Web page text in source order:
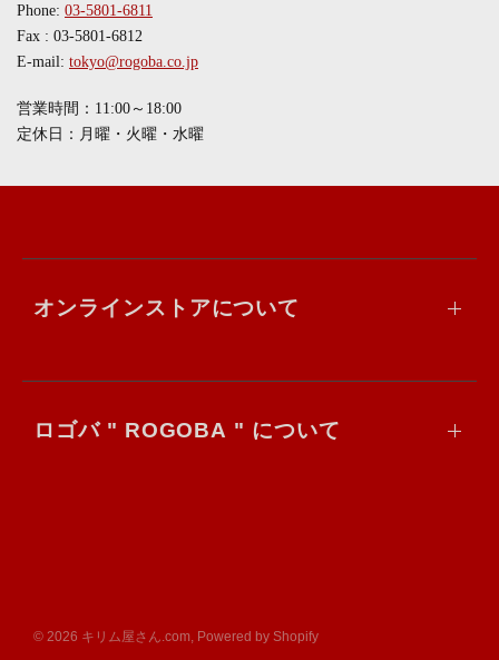
Phone:03-5801-6811
Fax : 03-5801-6812
E-mail:tokyo@rogoba.co.jp
営業時間：11:00～18:00
定休日：月曜・火曜・水曜
オンラインストアについて
ロゴバ " ROGOBA " について
© 2026 キリム屋さん.com, Powered by Shopify